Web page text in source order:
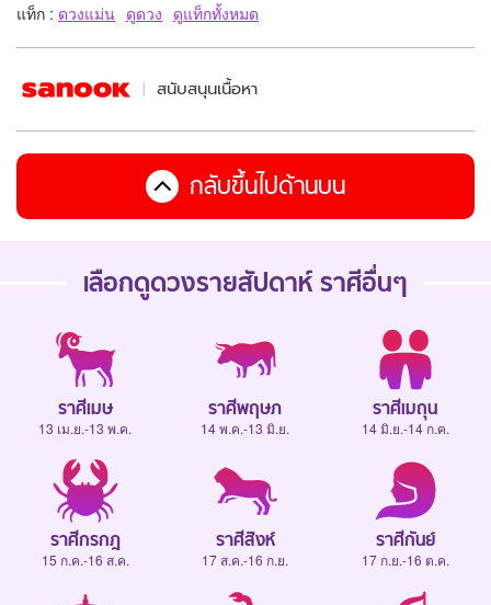
แท็ก : ดวงแม่น ดูดวง ดูแท็กทั้งหมด
สนับสนุนเนื้อหา
กลับขึ้นไปด้านบน
เลือกดูดวงรายสัปดาห์ ราศีอื่นๆ
ราศีเมษ
13 เม.ย.-13 พ.ค.
ราศีพฤษภ
14 พ.ค.-13 มิ.ย.
ราศีเมถุน
14 มิ.ย.-14 ก.ค.
ราศีกรกฎ
15 ก.ค.-16 ส.ค.
ราศีสิงห์
17 ส.ค.-16 ก.ย.
ราศีกันย์
17 ก.ย.-16 ต.ค.